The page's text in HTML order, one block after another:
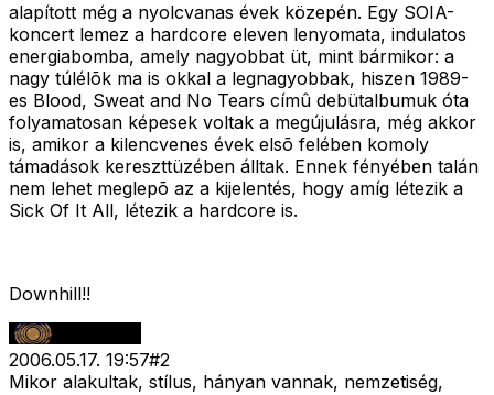
alapított még a nyolcvanas évek közepén. Egy SOIA-
koncert lemez a hardcore eleven lenyomata, indulatos
energiabomba, amely nagyobbat üt, mint bármikor: a
nagy túlélõk ma is okkal a legnagyobbak, hiszen 1989-
es Blood, Sweat and No Tears címû debütalbumuk óta
folyamatosan képesek voltak a megújulásra, még akkor
is, amikor a kilencvenes évek elsõ felében komoly
támadások kereszttüzében álltak. Ennek fényében talán
nem lehet meglepõ az a kijelentés, hogy amíg létezik a
Sick Of It All, létezik a hardcore is.
Downhill!!
2006.05.17. 19:57#2
Mikor alakultak, stílus, hányan vannak, nemzetiség,